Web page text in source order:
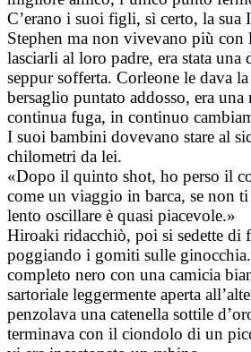
C’erano i suoi figli, sì certo, la sua
Stephen ma non vivevano più con
lasciarli al loro padre, era stata una
seppur sofferta. Corleone le dava
bersaglio puntato addosso, era
continua fuga, in continuo
I suoi bambini dovevano stare al
chilometri da lei.
«Dopo il quinto shot, ho perso il
come un viaggio in barca, se non
lento oscillare è quasi piacevole.»
Hiroaki ridacchiò, poi si sedette di
poggiando i gomiti sulle
completo nero con una camicia
sartoriale leggermente aperta
penzolava una catenella sottile
terminava con il ciondolo di un